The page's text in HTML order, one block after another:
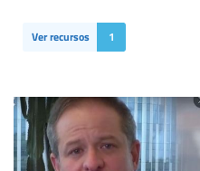
Ver recursos 1